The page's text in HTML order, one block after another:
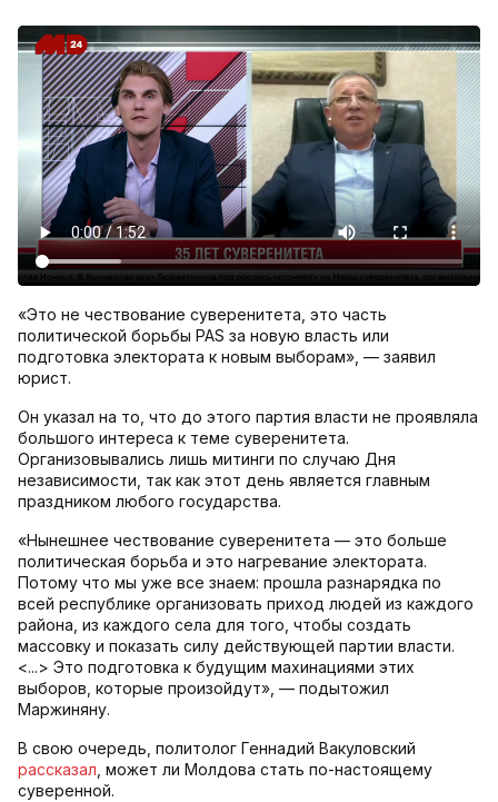
«Это не чествование суверенитета, это часть
политической борьбы PAS за новую власть или
подготовка электората к новым выборам», — заявил
юрист.
Он указал на то, что до этого партия власти не проявляла
большого интереса к теме суверенитета.
Организовывались лишь митинги по случаю Дня
независимости, так как этот день является главным
праздником любого государства.
«Нынешнее чествование суверенитета — это больше
политическая борьба и это нагревание электората.
Потому что мы уже все знаем: прошла разнарядка по
всей республике организовать приход людей из каждого
района, из каждого села для того, чтобы создать
массовку и показать силу действующей партии власти.
<...> Это подготовка к будущим махинациями этих
выборов, которые произойдут», — подытожил
Маржиняну.
В свою очередь, политолог Геннадий Вакуловский
рассказал , может ли Молдова стать по-настоящему
суверенной.